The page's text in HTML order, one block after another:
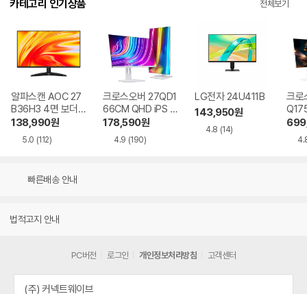
카테고리 인기상품 전체보기
알파스캔 AOC 27
B36H3 4면 보더리
스 IPS 120 시력보
호 무결점
138,990원
5.0 (112)
크로스오버 27QD1
66CM QHD iPS U
SB-C 화이트 Ai 멀
티스탠드
178,590원
4.9 (190)
LG전자 24U411B
143,950원
4.8 (14)
크로
Ai
빠른배송 안내
법적고지 안내
PC버전 로그인 개인정보처리방침 고객센터
(주) 커넥트웨이브